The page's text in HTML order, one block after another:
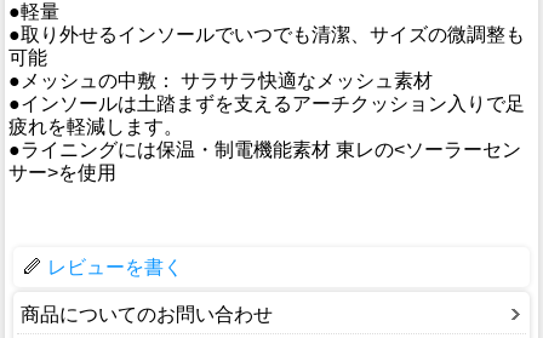
●軽量
●取り外せるインソールでいつでも清潔、サイズの微調整も
可能
●メッシュの中敷： サラサラ快適なメッシュ素材
●インソールは土踏まずを支えるアーチクッション入りで足
疲れを軽減します。
●ライニングには保温・制電機能素材 東レの<ソーラーセン
サー>を使用
レビューを書く
商品についてのお問い合わせ